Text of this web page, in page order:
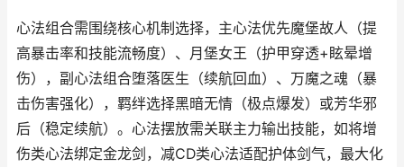
心法组合需围绕核心机制选择，主心法优先魔堡故人（提
高暴击率和技能流畅度）、月堡女王（护甲穿透+眩晕增
伤），副心法组合堕落医生（续航回血）、万魔之魂（暴
击伤害强化），羁绊选择黑暗无情（极点爆发）或芳华邪
后（稳定续航）。心法摆放需关联主力输出技能，如将增
伤类心法绑定金龙剑，减CD类心法适配护体剑气，最大化